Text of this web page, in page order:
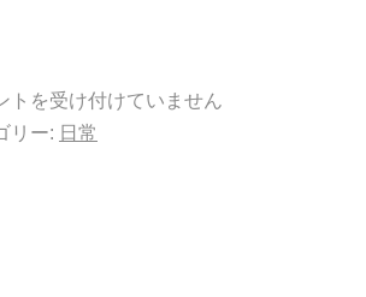
トを受け付けていません
リー: 日常